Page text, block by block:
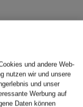
und andere Web-
nutzen wir und unsere
und unser
Werbung auf
Daten können